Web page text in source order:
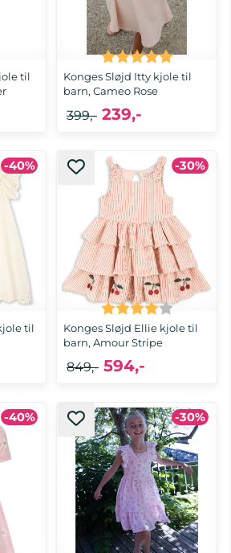
til
158/164
Konges Sløjd Itty kjole til
barn, Cameo Rose
18 mnd
239,-
399,-
Karakter: 5.0 av 5
-40%
til
8 år
-30%
Konges Sløjd Ellie kjole til
barn, Amour Stripe
2 år, 3 år, 4 år, 5 år, 6 år
594,-
849,-
Karakter: 4.0 av 5
-40% -30%